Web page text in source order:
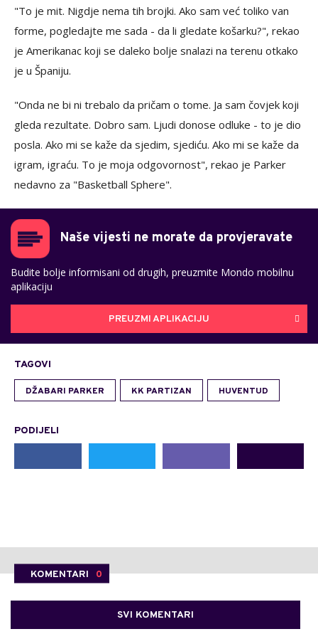
"To je mit. Nigdje nema tih brojki. Ako sam već toliko van
forme, pogledajte me sada - da li gledate košarku?", rekao
je Amerikanac koji se daleko bolje snalazi na terenu otkako
je u Španiju.
"Onda ne bi ni trebalo da pričam o tome. Ja sam čovjek koji
gleda rezultate. Dobro sam. Ljudi donose odluke - to je dio
posla. Ako mi se kaže da sjedim, sjediću. Ako mi se kaže da
igram, igraću. To je moja odgovornost", rekao je Parker
nedavno za "Basketball Sphere".
Naše vijesti ne morate da provjeravate
Budite bolje informisani od drugih, preuzmite Mondo mobilnu
aplikaciju
PREUZMI APLIKACIJU
TAGOVI
DŽABARI PARKER KK PARTIZAN HUVENTUD
PODIJELI
KOMENTARI 0
SVI KOMENTARI